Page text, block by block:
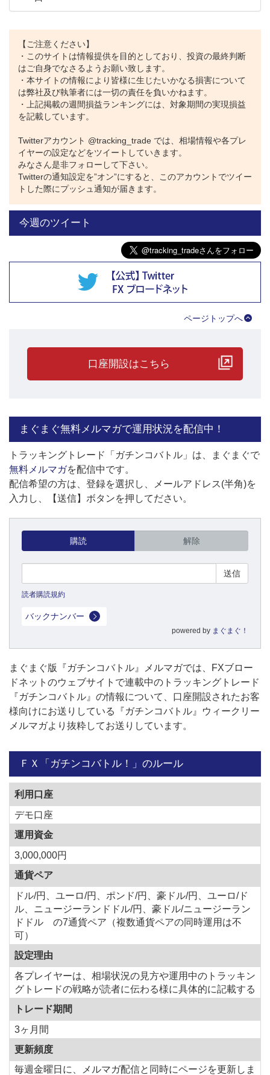
【ご注意ください】
・このサイトは情報提供を目的としており、投資の最終判断
はご自身でなさるようお願い致します。
・本サイトの情報により皆様に生じたいかなる損害について
は弊社及び執筆者には一切の責任を負いかねます。
・上記掲載の週間損益ランキングには、対象期間の実現損益
を記載しています。
Twitterアカウント @tracking_trade では、相場情報や各プレ
イヤーの設定などをツイートしていきます。
みなさん是非フォローして下さい。
Twitterの通知設定を”オン”にすると、このアカウントでツイー
トした際にプッシュ通知が届きます。
今週のツイート
ページトップへ
口座開設はこちら
まぐまぐ無料メルマガで運用状況を配信中！
トラッキングトレード「ガチンコバトル」は、まぐまぐで
無料メルマガを配信中です。
配信希望の方は、登録を選択し、メールアドレス(半角)を
入力し、【送信】ボタンを押してださい。
購読 解除
読者購読規約
バックナンバー
powered by まぐまぐ！
まぐまぐ版『ガチンコバトル』メルマガでは、FXブロー
ドネットのウェブサイトで連載中のトラッキングトレード
『ガチンコバトル』の情報について、口座開設されたお客
様向けにお送りしている『ガチンコバトル』ウィークリー
メルマガより抜粋してお送りしています。
ＦＸ「ガチンコバトル！」のルール
利用口座
デモ口座
運用資金
3,000,000円
通貨ペア
ドル/円、ユーロ/円、ポンド/円、豪ドル/円、ユーロ/ド
ル、ニュージーランドドル/円、豪ドル/ニュージーラン
ドドル の7通貨ペア（複数通貨ペアの同時運用は不
可）
設定理由
各プレイヤーは、相場状況の見方や運用中のトラッキン
グトレードの戦略が読者に伝わる様に具体的に記載する
トレード期間
3ヶ月間
更新頻度
毎週金曜日に、メルマガ配信と同時にページを更新しま